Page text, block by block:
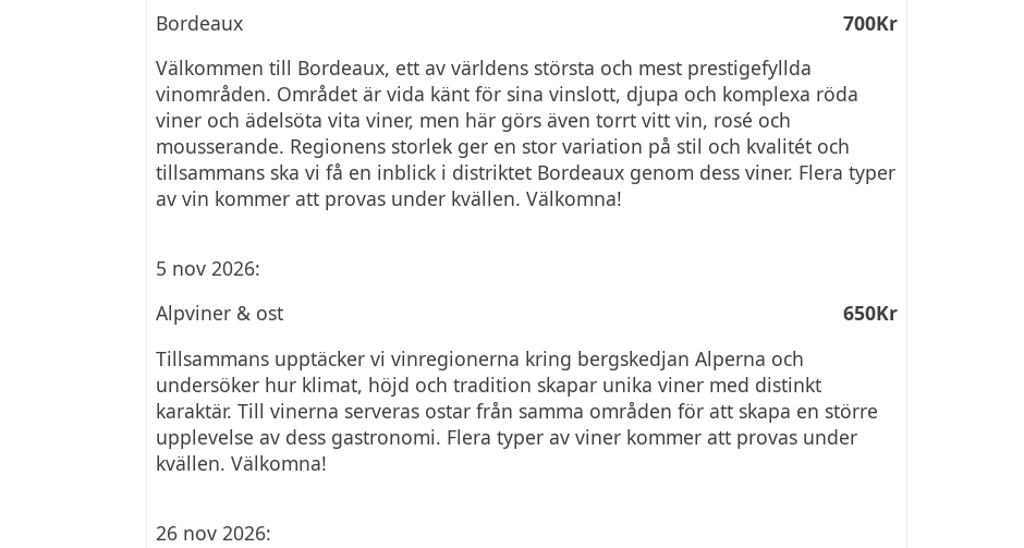
Bordeaux
700Kr
Välkommen till Bordeaux, ett av världens största och mest prestigefyllda
vinområden. Området är vida känt för sina vinslott, djupa och komplexa röda
viner och ädelsöta vita viner, men här görs även torrt vitt vin, rosé och
mousserande. Regionens storlek ger en stor variation på stil och kvalitét och
tillsammans ska vi få en inblick i distriktet Bordeaux genom dess viner. Flera typer
av vin kommer att provas under kvällen. Välkomna!
5 nov 2026:
Alpviner & ost
650Kr
Tillsammans upptäcker vi vinregionerna kring bergskedjan Alperna och
undersöker hur klimat, höjd och tradition skapar unika viner med distinkt
karaktär. Till vinerna serveras ostar från samma områden för att skapa en större
upplevelse av dess gastronomi. Flera typer av viner kommer att provas under
kvällen. Välkomna!
26 nov 2026: